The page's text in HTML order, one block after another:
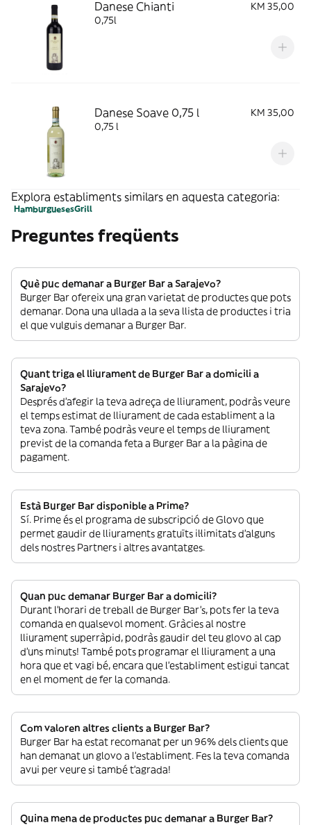
Danese Chianti
KM 35,00
0,75l
Danese Soave 0,75 l
KM 35,00
0,75 l
Explora establiments similars en aquesta categoria:
HamburguesesGrill
Preguntes freqüents
Què puc demanar a Burger Bar a Sarajevo?
Burger Bar ofereix una gran varietat de productes que pots
demanar. Dona una ullada a la seva llista de productes i tria
el que vulguis demanar a Burger Bar.
Quant triga el lliurament de Burger Bar a domicili a
Sarajevo?
Després d’afegir la teva adreça de lliurament, podràs veure
el temps estimat de lliurament de cada establiment a la
teva zona. També podràs veure el temps de lliurament
previst de la comanda feta a Burger Bar a la pàgina de
pagament.
Està Burger Bar disponible a Prime?
Sí. Prime és el programa de subscripció de Glovo que
permet gaudir de lliuraments gratuïts il·limitats d’alguns
dels nostres Partners i altres avantatges.
Quan puc demanar Burger Bar a domicili?
Durant l’horari de treball de Burger Bar’s, pots fer la teva
comanda en qualsevol moment. Gràcies al nostre
lliurament superràpid, podràs gaudir del teu glovo al cap
d’uns minuts! També pots programar el lliurament a una
hora que et vagi bé, encara que l’establiment estigui tancat
en el moment de fer la comanda.
Com valoren altres clients a Burger Bar?
Burger Bar ha estat recomanat per un 96% dels clients que
han demanat un glovo a l’establiment. Fes la teva comanda
avui per veure si també t’agrada!
Quina mena de productes puc demanar a Burger Bar?